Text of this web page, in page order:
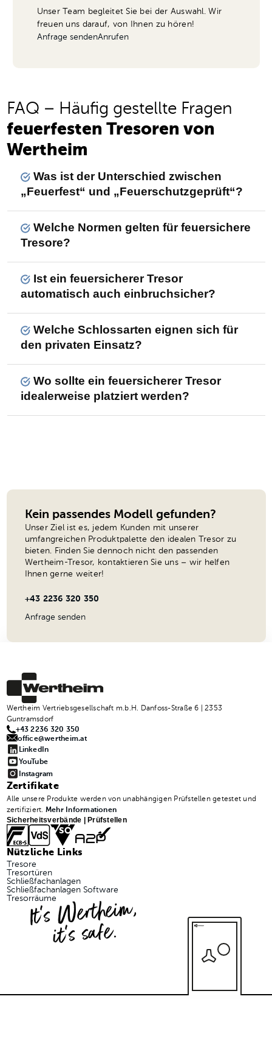
Kein passendes Modell gefunden?
Unser Ziel ist es, jedem Kunden mit unserer
umfangreichen Produktpalette den idealen Tresor zu
bieten. Finden Sie dennoch nicht den passenden
Wertheim-Tresor, kontaktieren Sie uns – wir helfen
Ihnen gerne weiter!
+43 2236 320 350
Anfrage senden
Unser Team begleitet Sie bei der Auswahl. Wir
freuen uns darauf, von Ihnen zu hören!
Anfrage sendenAnrufen
FAQ – Häufig gestellte Fragen
feuerfesten Tresoren von
Wertheim
Was ist der Unterschied zwischen
„Feuerfest“ und „Feuerschutzgeprüft“?
Welche Normen gelten für feuersichere
Tresore?
Ist ein feuersicherer Tresor
automatisch auch einbruchsicher?
Welche Schlossarten eignen sich für
den privaten Einsatz?
Wo sollte ein feuersicherer Tresor
idealerweise platziert werden?
Wertheim Vertriebsgesellschaft m.b.H. Danfoss-Straße 6 | 2353
Guntramsdorf
+43 2236 320 350
office@wertheim.at
LinkedIn
YouTube
Instagram
Zertifikate
Alle unsere Produkte werden von unabhängigen Prüfstellen getestet und
zertifiziert. Mehr Informationen
Sicherheitsverbände | Prüfstellen
Nützliche Links
Tresore
Tresortüren
Schließfachanlagen
Schließfachanlagen Software
Tresorräume
It's Wertheim,
it's safe.